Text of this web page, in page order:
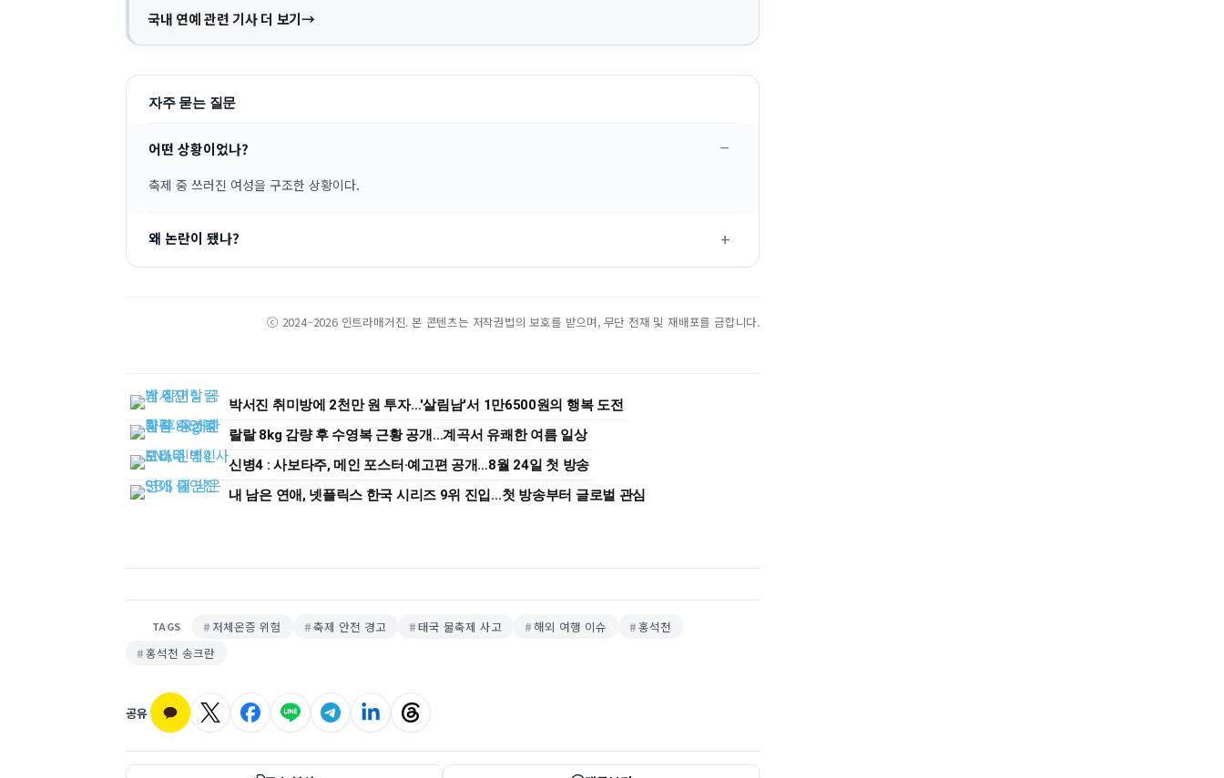
국내 연예 관련 기사 더 보기
자주 묻는 질문
어떤 상황이었나?
축제 중 쓰러진 여성을 구조한 상황이다.
왜 논란이 됐나?
ⓒ 2024–2026 인트라매거진. 본 콘텐츠는 저작권법의 보호를 받으며, 무단 전재 및 재배포를 금합니다.
박서진 취미방에 2천만 원 투자…'살림남'서 1만6500원의 행복 도전
랄랄 8kg 감량 후 수영복 근황 공개…계곡서 유쾌한 여름 일상
신병4 : 사보타주, 메인 포스터·예고편 공개…8월 24일 첫 방송
내 남은 연애, 넷플릭스 한국 시리즈 9위 진입…첫 방송부터 글로벌 관심
TAGS 저체온증 위험 축제 안전 경고 태국 물축제 사고 해외 여행 이슈
홍석천
홍석천 송크란
공유